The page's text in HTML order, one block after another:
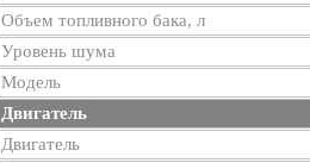
Объем топливного бака, л
Уровень шума
Модель
Двигатель
Двигатель